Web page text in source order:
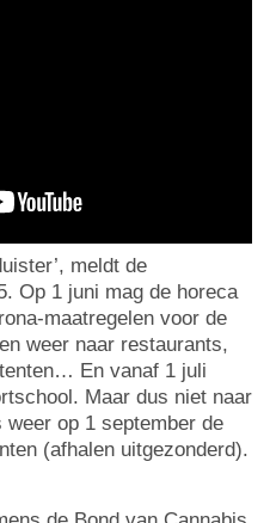
meldt de
Op 1 juni mag de horeca
maatregelen voor de
weer naar restaurants,
En vanaf 1 juli
Maar dus niet naar
op 1 september de
(afhalen uitgezonderd).